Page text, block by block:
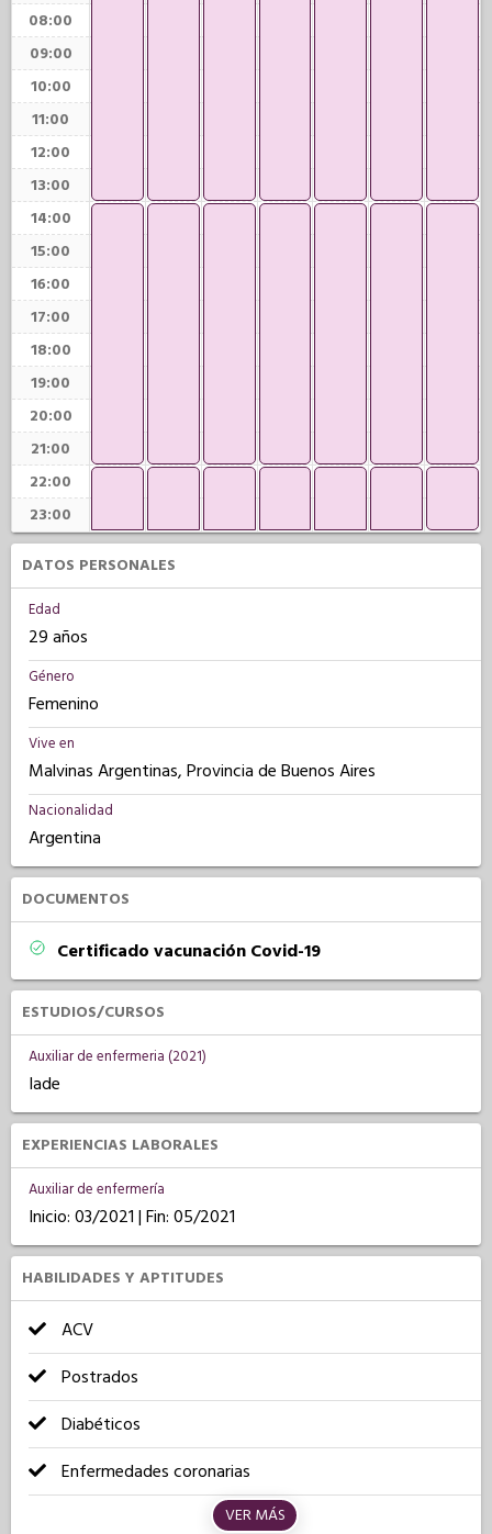
08:00
09:00
10:00
11:00
12:00
13:00
14:00
15:00
16:00
17:00
18:00
19:00
20:00
21:00
22:00
23:00
DATOS PERSONALES
Edad
29 años
Género
Femenino
Vive en
Malvinas Argentinas, Provincia de Buenos Aires
Nacionalidad
Argentina
DOCUMENTOS
Certificado vacunación Covid-19
ESTUDIOS/CURSOS
Auxiliar de enfermeria (2021)
Iade
EXPERIENCIAS LABORALES
Auxiliar de enfermería
Inicio: 03/2021 | Fin: 05/2021
HABILIDADES Y APTITUDES
ACV
Postrados
Diabéticos
Enfermedades coronarias
VER MÁS